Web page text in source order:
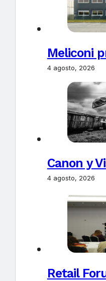
Meliconi
4 agosto, 2026
Canon y
4 agosto, 2026
Retail